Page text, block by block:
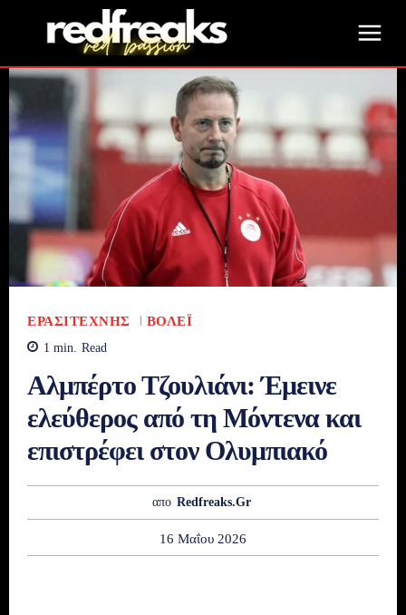
ΕΡΑΣΙΤΈΧΝΗΣ ΒΌΛΕΪ
1 min. Read
Αλμπέρτο Τζουλιάνι: Έμεινε
ελεύθερος από τη Μόντενα και
επιστρέφει στον Ολυμπιακό
απο Redfreaks.gr
16 Μαΐου 2026